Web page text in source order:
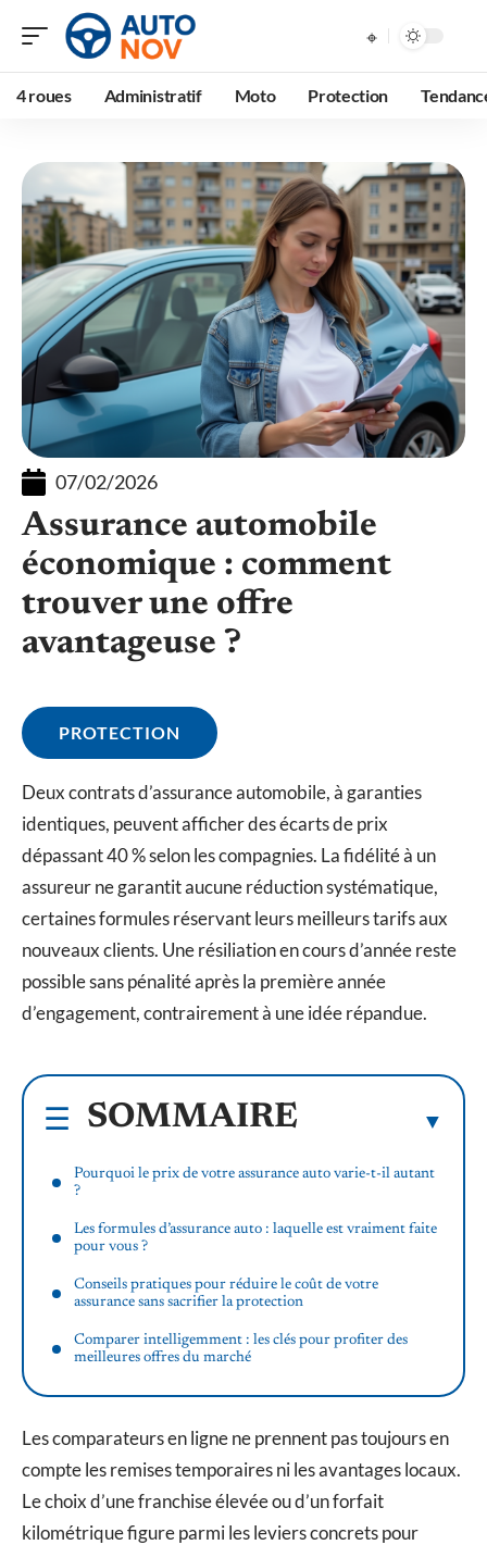
4 roues Administratif Moto Protection
07/02/2026
Assurance automobile
économique : comment
trouver une offre
avantageuse ?
PROTECTION
Deux contrats d’assurance automobile, à garanties
identiques, peuvent afficher des écarts de prix
dépassant 40 % selon les compagnies. La fidélité à un
assureur ne garantit aucune réduction systématique,
certaines formules réservant leurs meilleurs tarifs aux
nouveaux clients. Une résiliation en cours d’année reste
possible sans pénalité après la première année
d’engagement, contrairement à une idée répandue.
SOMMAIRE
Pourquoi le prix de votre assurance auto varie-t-il autant
?
Les formules d’assurance auto : laquelle est vraiment faite
pour vous ?
Conseils pratiques pour réduire le coût de votre
assurance sans sacrifier la protection
Comparer intelligemment : les clés pour profiter des
meilleures offres du marché
Les comparateurs en ligne ne prennent pas toujours en
compte les remises temporaires ni les avantages locaux.
Le choix d’une franchise élevée ou d’un forfait
kilométrique figure parmi les leviers concrets pour